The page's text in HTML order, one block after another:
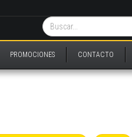
PROMOCIONES CONTACTO